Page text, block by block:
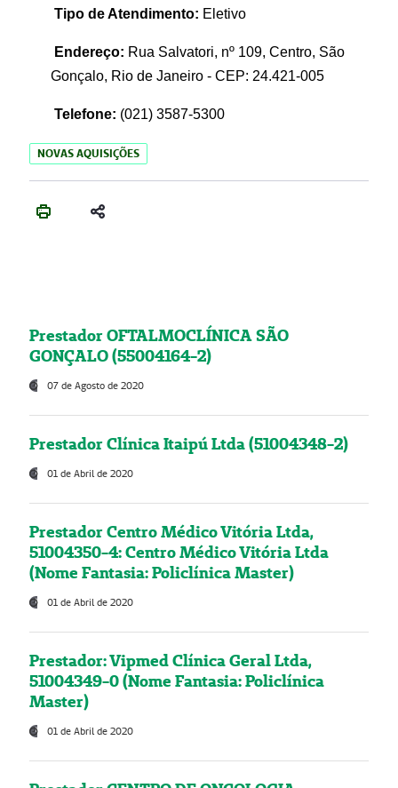
Tipo de Atendimento: Eletivo
Endereço: Rua Salvatori, nº 109, Centro, São
Gonçalo, Rio de Janeiro - CEP: 24.421-005
Telefone: (021) 3587-5300
NOVAS AQUISIÇÕES
Prestador OFTALMOCLÍNICA SÃO
GONÇALO (55004164-2)
07 de Agosto de 2020
Prestador Clínica Itaipú Ltda (51004348-2)
01 de Abril de 2020
Prestador Centro Médico Vitória Ltda,
51004350-4: Centro Médico Vitória Ltda
(Nome Fantasia: Policlínica Master)
01 de Abril de 2020
Prestador: Vipmed Clínica Geral Ltda,
51004349-0 (Nome Fantasia: Policlínica
Master)
01 de Abril de 2020